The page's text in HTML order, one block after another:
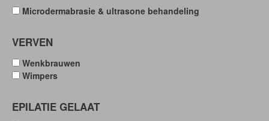
Microdermabrasie & ultrasone behandeling
VERVEN
Wenkbrauwen
Wimpers
EPILATIE GELAAT